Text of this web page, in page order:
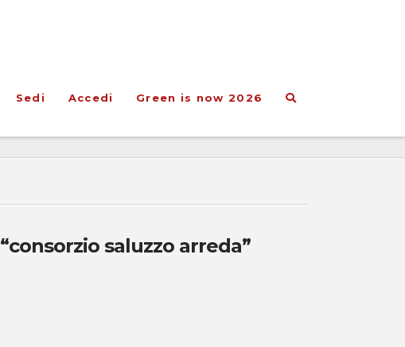
Sedi Accedi Green is now 2026
“consorzio saluzzo arreda”